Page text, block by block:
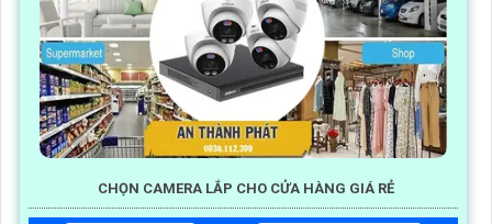
CHỌN CAMERA LẮP CHO CỬA HÀNG GIÁ RẺ